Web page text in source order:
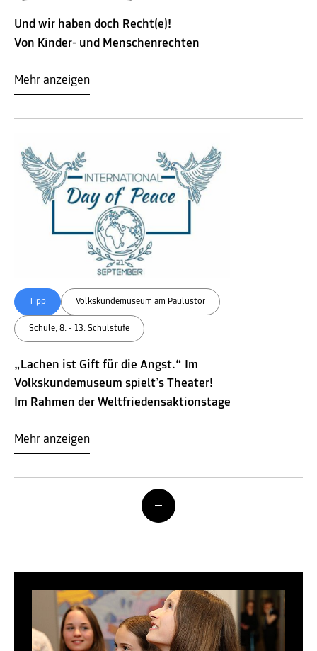
Und wir haben doch Recht(e)!
Von Kinder- und Menschenrechten
Mehr anzeigen
Tipp Volkskundemuseum am Paulustor
Schule, 8. - 13. Schulstufe
„Lachen ist Gift für die Angst.“ Im
Volkskundemuseum spielt’s Theater!
Im Rahmen der Weltfriedensaktionstage
Mehr anzeigen